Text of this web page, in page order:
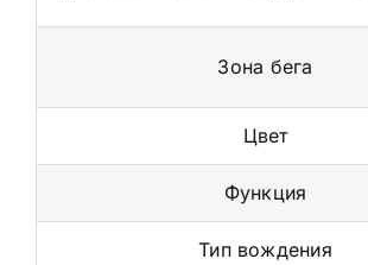
Зона бега
Цвет
Функция
Тип вождения